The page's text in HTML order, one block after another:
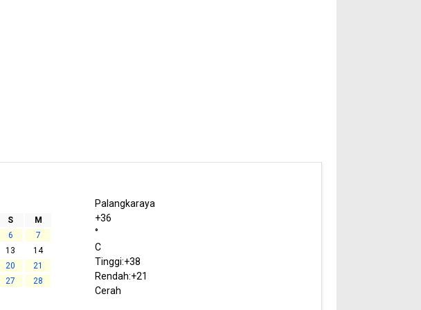
S
M
6
7
13
14
20
21
27
28
Palangkaraya
+36
°
C
Tinggi:+38
Rendah:+21
Cerah